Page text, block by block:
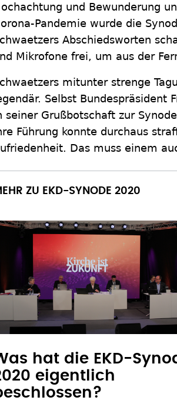
und Bewunderung
Pandemie wurde die
Abschiedsworten
Mikrofone frei, um aus der
mitunter strenge
Selbst Bundespräsident
seiner Grußbotschaft zur
Führung konnte durchaus
Das muss einem
ZU EKD-SYNODE 2020
hat die EKD-
eigentlich